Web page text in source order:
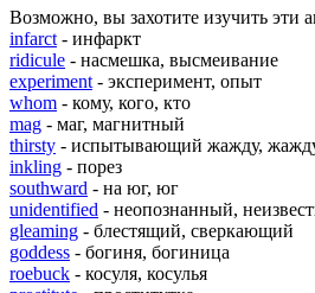
Возможно, вы захотите изучить эти
infarct - инфаркт
ridicule - насмешка, высмеивание
experiment - эксперимент, опыт
whom - кому, кого, кто
mag - маг, магнитный
thirsty - испытывающий жажду,
inkling - порез
southward - на юг, юг
unidentified - неопознанный,
gleaming - блестящий, сверкающий
goddess - богиня, богиница
roebuck - косуля, косулья